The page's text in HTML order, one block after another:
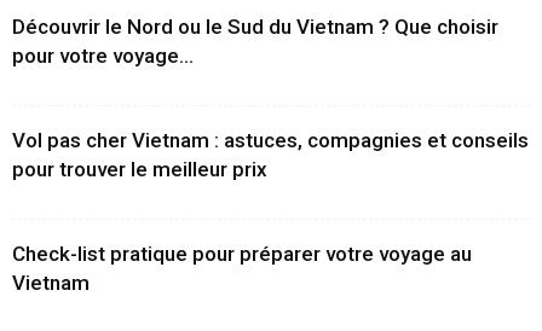
Découvrir le Nord ou le Sud du Vietnam ? Que choisir
pour votre voyage...
Vol pas cher Vietnam : astuces, compagnies et conseils
pour trouver le meilleur prix
Check-list pratique pour préparer votre voyage au
Vietnam